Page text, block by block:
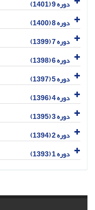
دوره 9 (1401)
دوره 8 (1400)
دوره 7 (1399)
دوره 6 (1398)
دوره 5 (1397)
دوره 4 (1396)
دوره 3 (1395)
دوره 2 (1394)
دوره 1 (1393)